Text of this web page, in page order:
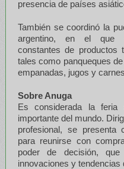
presencia de países
También se coordinó la
argentino, en el que
constantes de productos
tales como panqueques
empanadas, jugos y
Sobre Anuga
Es considerada la
importante del mundo.
profesional, se presenta
para reunirse con
poder de decisión,
innovaciones y tendencias